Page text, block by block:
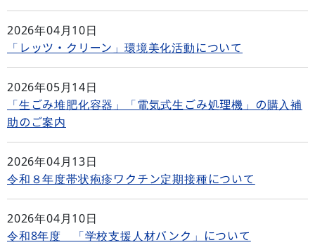
2026年04月10日
「レッツ・クリーン」環境美化活動について
2026年05月14日
「生ごみ堆肥化容器」「電気式生ごみ処理機」の購入補
助のご案内
2026年04月13日
令和８年度帯状疱疹ワクチン定期接種について
2026年04月10日
令和8年度 「学校支援人材バンク」について